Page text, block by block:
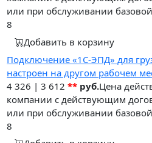
или при обслуживании
8
Добавить в корзину
Подключение «1С-ЭПД» для
настроен на другом рабочем
4 326 |3 612** руб.Цена
компании с действующим
или при обслуживании
8